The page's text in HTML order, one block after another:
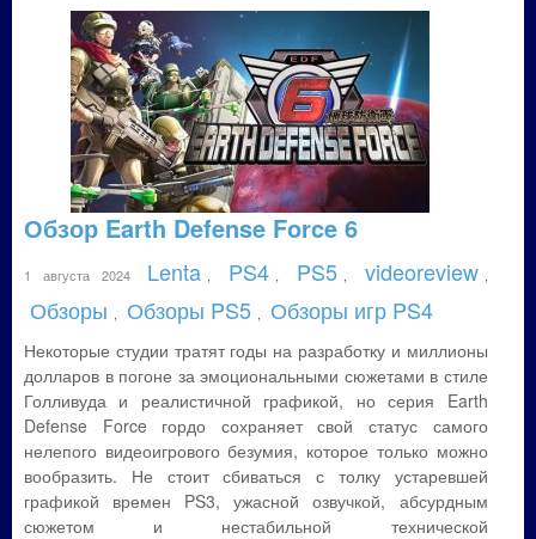
Обзор Earth Defense Force 6
1 августа 2024 Lenta PS4 PS5 videoreview
Обзоры Обзоры PS5 Обзоры игр PS4
Некоторые студии тратят годы на разработку и миллионы
долларов в погоне за эмоциональными сюжетами в стиле
Голливуда и реалистичной графикой, но серия Earth
Defense Force гордо сохраняет свой статус самого
нелепого видеоигрового безумия, которое только можно
вообразить. Не стоит сбиваться с толку устаревшей
графикой времен PS3, ужасной озвучкой, абсурдным
сюжетом и нестабильной технической